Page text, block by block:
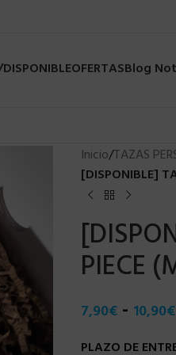
OFERTASBlog
Inicio/TAZAS
[DISPONIBLE]
PIECE
7,90€ - 10,90€
PLAZO DE